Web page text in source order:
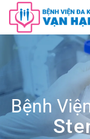
Bệnh